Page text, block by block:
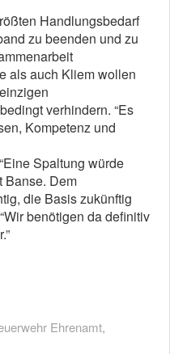
Handlungsbedarf
zu beenden und zu
als auch Kliem wollen
verhindern. “Es
Kompetenz und
Spaltung würde
Banse. Dem
die Basis zukünftig
benötigen da definitiv
Ehrenamt,